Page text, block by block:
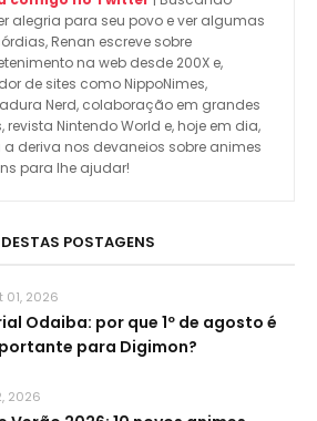
alegria para seu povo e ver algumas
Renan escreve sobre
na web desde 200X e,
de sites como NippoNimes,
Nerd, colaboração em grandes
revista Nintendo World e, hoje em dia,
a deriva nos devaneios sobre animes
para lhe ajudar!
POSTAGENS
01, 2026
Odaiba: por que 1º de agosto é
para Digimon?
2026